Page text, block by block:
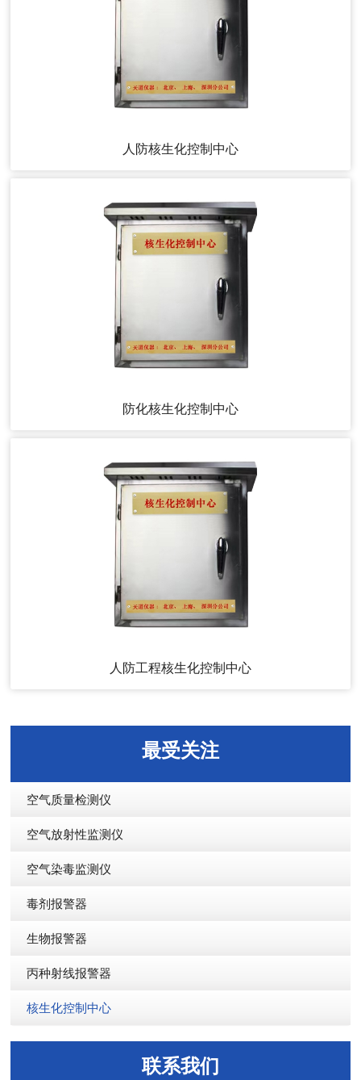
人防核生化控制中心
防化核生化控制中心
人防工程核生化控制中心
最受关注
空气质量检测仪
空气放射性监测仪
空气染毒监测仪
毒剂报警器
生物报警器
丙种射线报警器
核生化控制中心
联系我们